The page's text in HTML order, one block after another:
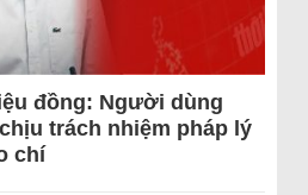
đồng: Người dùng
trách nhiệm pháp lý
chí